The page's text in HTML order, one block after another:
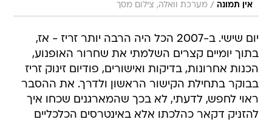
אין תמונה / מערכת וואלה, צילום מסך
יום שישי. ב-2007 הכל היה הרבה יותר זריז - אז,
בתוך יומיים קצרים השלמתי את שחרור האופנוע,
הכנות אחרונות, בדיקות ואישורים, פודיום זינוק זריז
בבוקר בתחילת הקישור הראשון ולדרך. את ההסבר
ראוי לחפש, לדעתי, לא בכך שהמארגנים שכחו איך
להזניק דקאר כהלכתו אלא באינטרסים הכלכליים